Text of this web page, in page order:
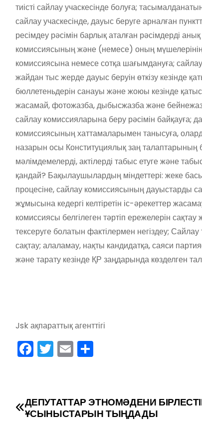
тиісті сайлау учаскесінде болуға;
сайлау учаскесінде, дауыс беруге арналған
ресімдеу рәсімін барлық аталған рәсімдерді
комиссиясының және (немесе) оның мүшелерінің
комиссиясына немесе сотқа шағымдануға;
жайдан тыс жерде дауыс беруін өткізу кезінде
бюллетеньдерін санауы және жоюы кезінде
жасамай, фотожазба, дыбысжазба және
сайлау комиссияларына беру рәсімін байқауға;
комиссиясының хаттамаларымен танысуға,
назарын осы Конституциялық заң талаптарының
мәлімдемелерді, актілерді табыс етуге және
қандай? Бақылаушылардың міндеттері: жеке
процесіне, сайлау комиссиясының дауыстарды
жұмысына кедергі келтіретін іс-әрекеттер
комиссиясы белгілеген тәртіп ережелерін
тексеруге болатын фактілермен негіздеу;
сақтау; алаламау, нақты кандидатқа, саяси
және тарату кезінде ҚР заңдарында көзделген
Jsk ақпараттық агенттігі
F
a
e
b
T
w
er
E
m
l а
в
НДЕПУТАТТАР ЭТНОМӘДЕНИ
ҰСЫНЫСТАРЫН ТЫҢДАДЫ